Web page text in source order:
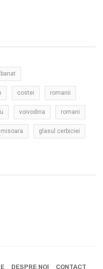
banat
costei romanii
voivodina romani
glasul cerbiciei
DESPRE NOI CONTACT